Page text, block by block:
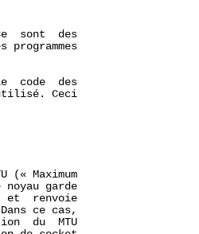
sont  des
programmes
code  des
Ceci
(« Maximum
noyau garde
et  renvoie
ce cas,
du  MTU